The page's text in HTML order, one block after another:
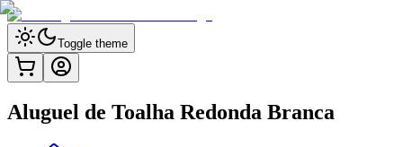
Toggle theme
Aluguel de Toalha Redonda Branca